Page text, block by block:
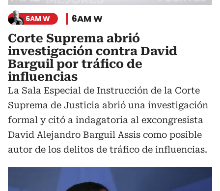
6AM W 6AM W
Corte Suprema abrió
investigación contra David
Barguil por tráfico de
influencias
La Sala Especial de Instrucción de la Corte
Suprema de Justicia abrió una investigación
formal y citó a indagatoria al excongresista
David Alejandro Barguil Assis como posible
autor de los delitos de tráfico de influencias.